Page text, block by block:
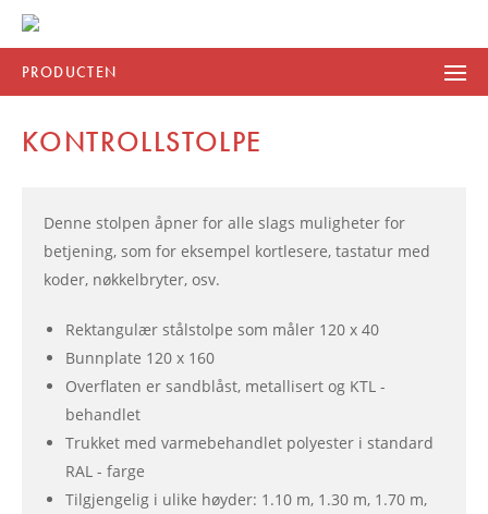
PRODUCTEN
KONTROLLSTOLPE
Denne stolpen åpner for alle slags muligheter for
betjening, som for eksempel kortlesere, tastatur med
koder, nøkkelbryter, osv.
Rektangulær stålstolpe som måler 120 x 40
Bunnplate 120 x 160
Overflaten er sandblåst, metallisert og KTL -
behandlet
Trukket med varmebehandlet polyester i standard
RAL - farge
Tilgjengelig i ulike høyder: 1.10 m, 1.30 m, 1.70 m,